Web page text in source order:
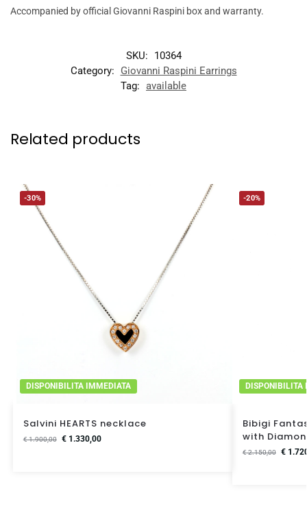
Accompanied by official Giovanni Raspini box and warranty.
SKU:
10364
Category:
Giovanni Raspini Earrings
Tag: available
Related products
-30%
DISPONIBILITA IMMEDIATA
Salvini HEARTS necklace
€1.900,00 €1.330,00
-20%
DISPONIBILITA
Bibigi
with
€2.150,00 €